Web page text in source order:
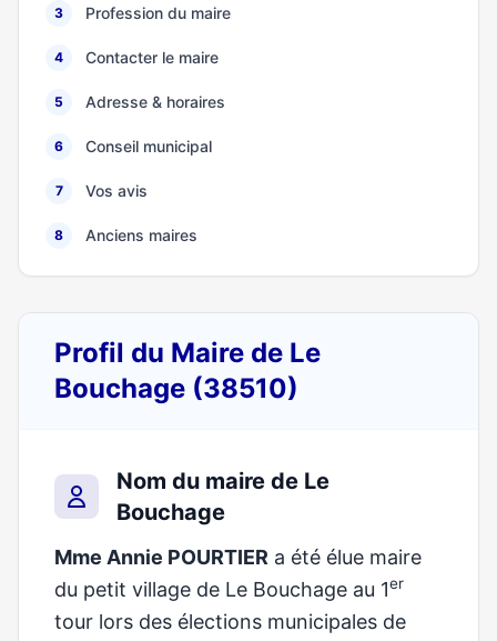
3 Profession du maire
4 Contacter le maire
5 Adresse & horaires
6 Conseil municipal
7 Vos avis
8 Anciens maires
Profil du Maire de Le
Bouchage (38510)
Nom du maire de Le
Bouchage
Mme Annie POURTIER a été élue maire
du petit village de Le Bouchage au 1er
tour lors des élections municipales de